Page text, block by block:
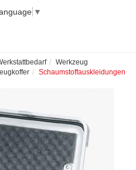
▼
Werkzeug
Schaumstoffauskleidungen